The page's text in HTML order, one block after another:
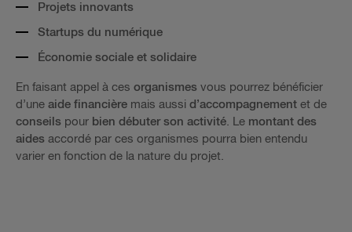
Projets innovants
Startups du numérique
Économie sociale et solidaire
En faisant appel à ces organismes vous pourrez bénéficier
d’une aide financière mais aussi d’accompagnement et de
conseils pour bien débuter son activité . Le montant des
aides accordé par ces organismes pourra bien entendu
varier en fonction de la nature du projet.